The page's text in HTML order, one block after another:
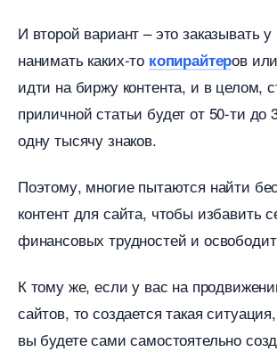
И второй вариант – это заказывать у
нанимать каких-то копирайтеров
идти на биржу контента, и в целом,
приличной статьи будет от 50-ти до
одну тысячу знаков.
Поэтому, многие пытаются найти
контент для сайта, чтобы избавить
финансовых трудностей и
К тому же, если у вас на
сайтов, то создается такая
ы будете сами самостоятельно